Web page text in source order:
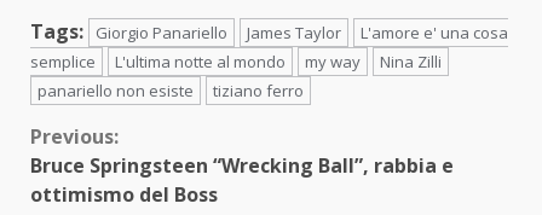
Tags:
Giorgio Panariello James Taylor
L'amore e' una cosa
semplice
L'ultima notte al mondo my way
Nina Zilli
panariello non esiste
tiziano ferro
Continue
Reading
Previous:
Bruce Springsteen “Wrecking Ball”, rabbia e
ottimismo del Boss